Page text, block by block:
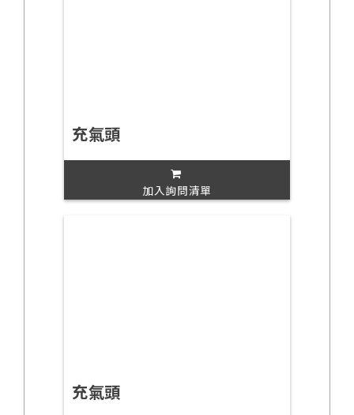
充氣頭
加入詢問清單
充氣頭